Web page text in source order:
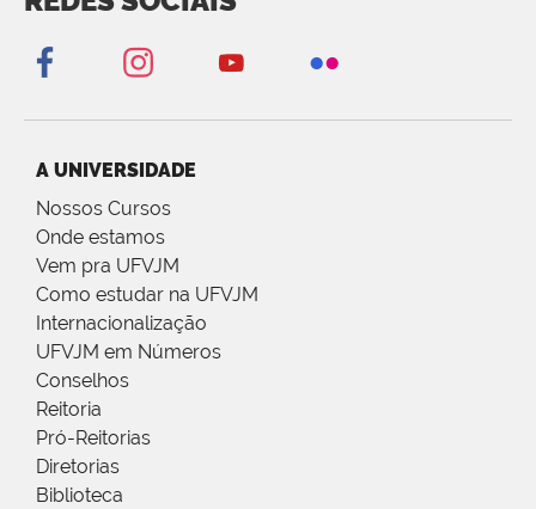
A UNIVERSIDADE
Nossos Cursos
Onde estamos
Vem pra UFVJM
Como estudar na UFVJM
Internacionalização
UFVJM em Números
Conselhos
Reitoria
Pró-Reitorias
Diretorias
Biblioteca